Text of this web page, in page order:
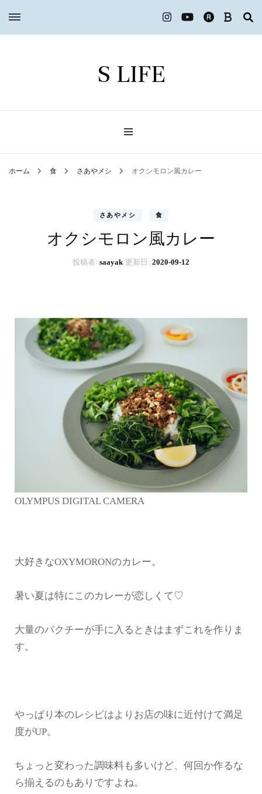
S LIFE
ホーム 食 さあやメシ オクシモロン風カレー
さあやメシ 食
オクシモロン風カレー
投稿者: saayak 更新日: 2020-09-12
OLYMPUS DIGITAL CAMERA
大好きなOXYMORONのカレー。
暑い夏は特にこのカレーが恋しくて♡
大量のパクチーが手に入るときはまずこれを作りま
す。
やっぱり本のレシピはよりお店の味に近付けて満足
度がUP。
ちょっと変わった調味料も多いけど、何回か作るな
ら揃えるのもありですよね。